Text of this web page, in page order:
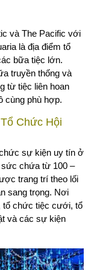
và The Pacific với
là địa điểm tổ
bữa tiệc lớn.
truyền thống và
từ tiệc liên hoan
cùng phù hợp.
Chức Hội
sự kiện uy tín ở
sức chứa từ 100 –
trang trí theo lối
sang trọng. Nơi
tổ chức tiệc cưới, tổ
và các sự kiện